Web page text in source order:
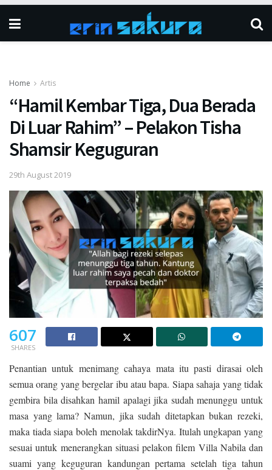
Home Artis
“Hamil Kembar Tiga, Dua Berada
Di Luar Rahim” – Pelakon Tisha
Shamsir Keguguran
29th August 2019
607
SHARES
Penantian untuk menimang cahaya mata itu pasti dirasai oleh
semua orang yang bergelar ibu atau bapa. Siapa sahaja yang tidak
gembira bila disahkan hamil apalagi jika sudah menunggu untuk
masa yang lama? Namun, jika sudah ditetapkan bukan rezeki,
maka tiada siapa boleh menolak takdirNya. Itulah ungkapan yang
sesuai untuk menerangkan situasi pelakon filem Villa Nabila dan
suami yang keguguran kandungan pertama setelah tiga tahun